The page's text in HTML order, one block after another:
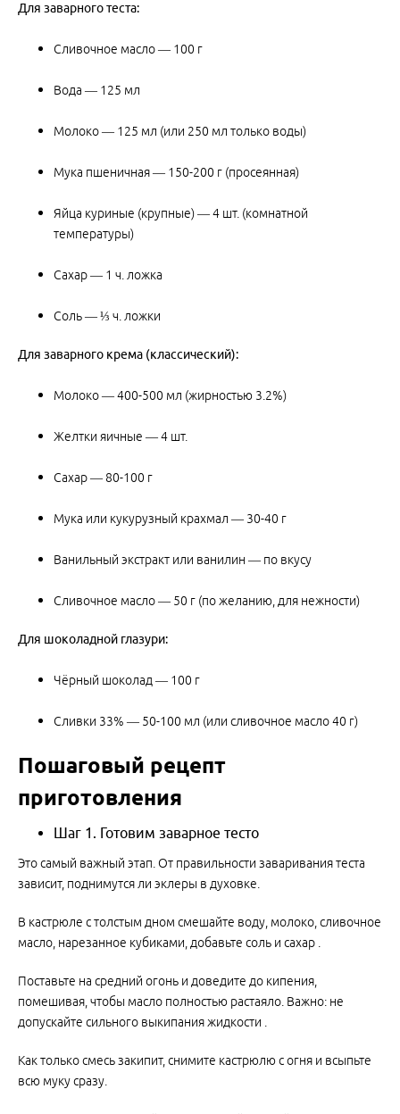
Для заварного теста:
Сливочное масло — 100 г
Вода — 125 мл
Молоко — 125 мл (или 250 мл только воды)
Мука пшеничная — 150-200 г (просеянная)
Яйца куриные (крупные) — 4 шт. (комнатной
температуры)
Сахар — 1 ч. ложка
Соль — ⅓ ч. ложки
Для заварного крема (классический):
Молоко — 400-500 мл (жирностью 3.2%)
Желтки яичные — 4 шт.
Сахар — 80-100 г
Мука или кукурузный крахмал — 30-40 г
Ванильный экстракт или ванилин — по вкусу
Сливочное масло — 50 г (по желанию, для нежности)
Для шоколадной глазури:
Чёрный шоколад — 100 г
Сливки 33% — 50-100 мл (или сливочное масло 40 г)
Пошаговый рецепт
приготовления
Шаг 1. Готовим заварное тесто
Это самый важный этап. От правильности заваривания теста
зависит, поднимутся ли эклеры в духовке.
В кастрюле с толстым дном смешайте воду, молоко, сливочное
масло, нарезанное кубиками, добавьте соль и сахар .
Поставьте на средний огонь и доведите до кипения,
помешивая, чтобы масло полностью растаяло. Важно: не
допускайте сильного выкипания жидкости .
Как только смесь закипит, снимите кастрюлю с огня и всыпьте
всю муку сразу.